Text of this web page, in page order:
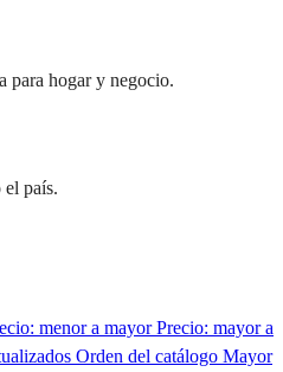
para hogar y negocio.
país.
menor a mayorPrecio: mayor a
Orden del catálogo Mayor